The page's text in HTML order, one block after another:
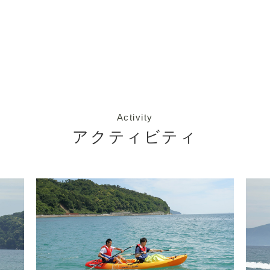
Activity
アクティビティ